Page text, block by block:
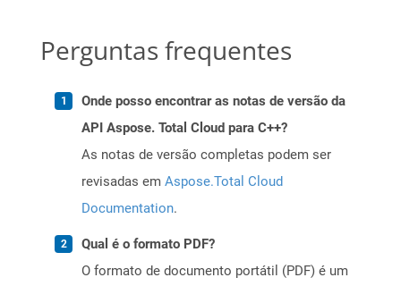
Perguntas frequentes
Onde posso encontrar as notas de versão da
API Aspose. Total Cloud para C++?
As notas de versão completas podem ser
revisadas em Aspose.Total Cloud
Documentation.
Qual é o formato PDF?
O formato de documento portátil (PDF) é um